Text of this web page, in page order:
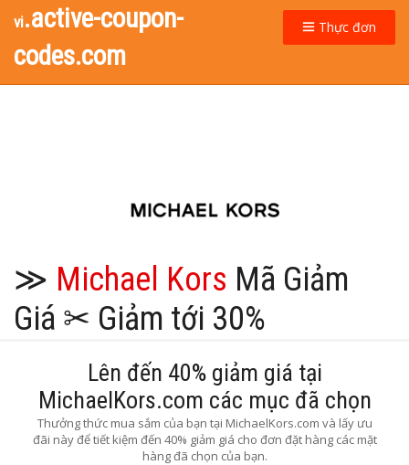
vi.active-coupon-
codes.com
Thực đơn
≫ Michael Kors Mã Giảm
Giá ✂ Giảm tới 30%
Lên đến 40% giảm giá tại
MichaelKors.com các mục đã chọn
Thưởng thức mua sắm của bạn tại MichaelKors.com và lấy ưu
đãi này để tiết kiệm đến 40% giảm giá cho đơn đặt hàng các mặt
hàng đã chọn của bạn.